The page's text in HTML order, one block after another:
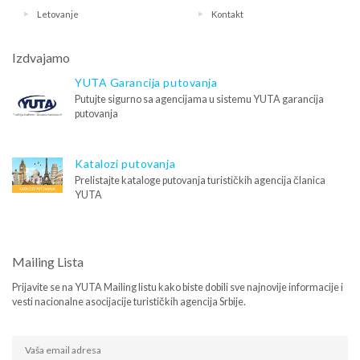
Letovanje Kontakt
Izdvajamo
YUTA Garancija putovanja
Putujte sigurno sa agencijama u sistemu YUTA garancija
putovanja
Katalozi putovanja
Prelistajte kataloge putovanja turističkih agencija članica
YUTA
Mailing Lista
Prijavite se na YUTA Mailing listu kako biste dobili sve najnovije informacije i
vesti nacionalne asocijacije turističkih agencija Srbije.